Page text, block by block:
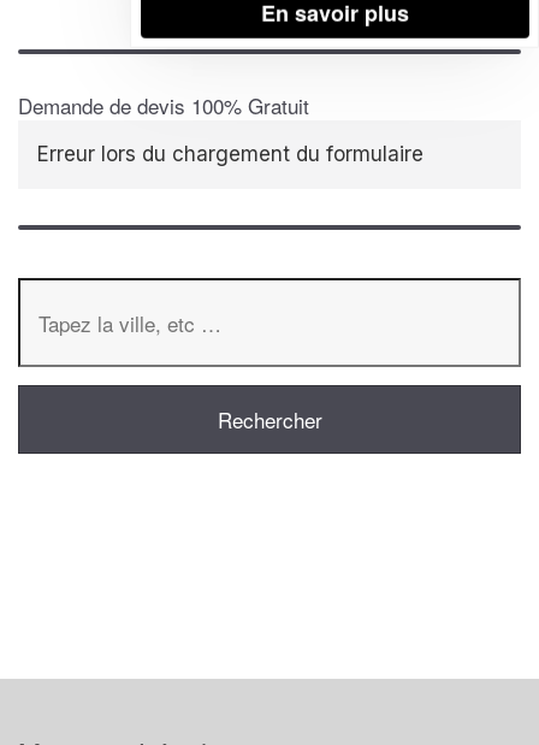
Demande de devis 100% Gratuit
Erreur lors du chargement du formulaire
En savoir plus